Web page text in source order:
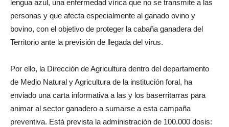
lengua azul, una enfermedad vírica que no se transmite a las
personas y que afecta especialmente al ganado ovino y
bovino, con el objetivo de proteger la cabaña ganadera del
Territorio ante la previsión de llegada del virus.
Por ello, la Dirección de Agricultura dentro del departamento
de Medio Natural y Agricultura de la institución foral, ha
enviado una carta informativa a las y los baserritarras para
animar al sector ganadero a sumarse a esta campaña
preventiva. Está prevista la administración de 100.000 dosis: